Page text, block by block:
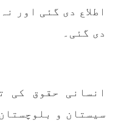
زکیہ ، شہناز
اطلاع دی گئی اور
دی گئی۔
انسانی حقوق کی
سیستان و